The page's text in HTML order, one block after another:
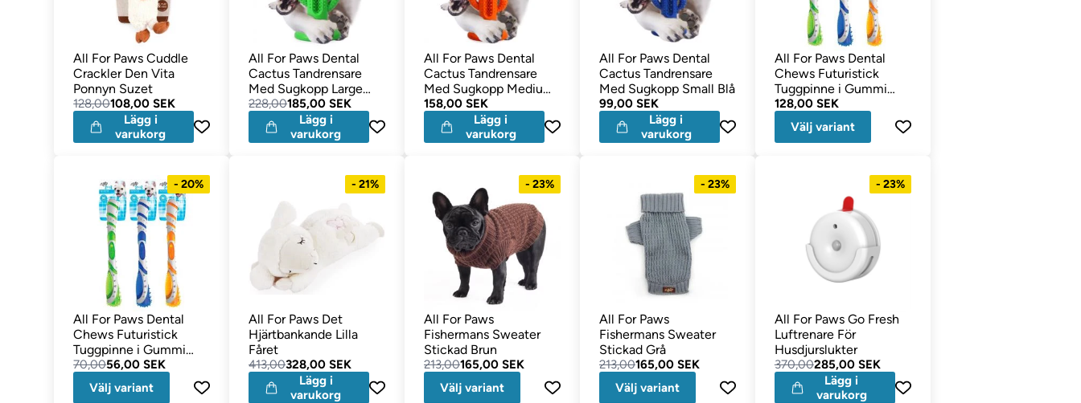
All For Paws Cuddle
Crackler Den Vita
Ponnyn Suzet
128,00108,00 SEK
Lägg i
varukorg
All For Paws Dental
Cactus Tandrensare
Med Sugkopp Large
Grön
228,00185,00 SEK
Lägg i
varukorg
All For Paws Dental
Cactus Tandrensare
Med Sugkopp Medium
Orange
158,00 SEK
Lägg i
varukorg
All For Paws Dental
Cactus Tandrensare
Med Sugkopp Small Blå
99,00 SEK
Lägg i
varukorg
All For Paws Dental
Chews Futuristick
Tuggpinne i Gummi
LARGE
128,00 SEK
Välj variant
- 20%
All For Paws Dental
Chews Futuristick
Tuggpinne i Gummi
SMALL
70,0056,00 SEK
Välj variant
- 21%
All For Paws Det
Hjärtbankande Lilla
Fåret
413,00328,00 SEK
Lägg i
varukorg
- 23%
All For Paws
Fishermans Sweater
Stickad Brun
213,00165,00 SEK
Välj variant
- 23%
All For Paws
Fishermans Sweater
Stickad Grå
213,00165,00 SEK
Välj variant
- 23%
All For Paws Go Fresh
Luftrenare För
Husdjurslukter
370,00285,00 SEK
Lägg i
varukorg